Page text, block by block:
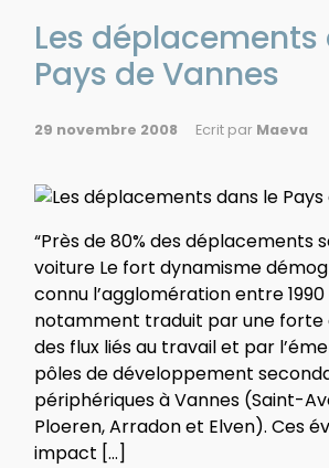
Les déplacements
Pays de Vannes
29 novembre 2008 Ecrit par Maeva
“Près de 80% des déplacements
voiture Le fort dynamisme
connu l’agglomération entre 1990
notamment traduit par une
des flux liés au travail et par
pôles de développement
périphériques à Vannes (Saint-
Ploeren, Arradon et Elven). Ces
impact […]